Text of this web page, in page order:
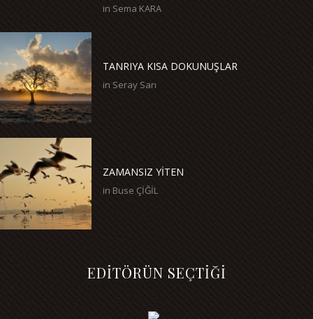
in Sema KARA
TANRIYA KISA DOKUNUŞLAR
in Seray Sarı
ZAMANSIZ YİTEN
in Buse ÇİĞİL
EDİTÖRÜN SEÇTİĞİ